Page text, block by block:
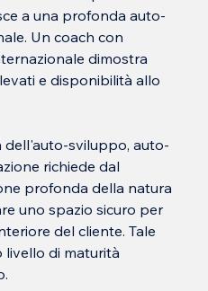
a una profonda auto-
Un coach con
dimostra
e disponibilità allo
dell'auto-sviluppo, auto-
richiede dal
profonda della natura
uno spazio sicuro per
del cliente. Tale
di maturità